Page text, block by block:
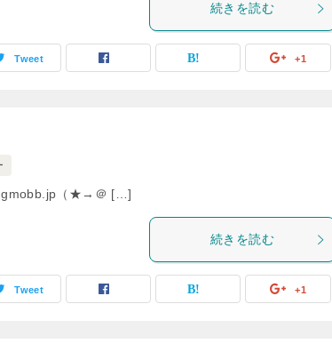
続きを読む
Tweet +1
（★→＠ […]
続きを読む
Tweet +1